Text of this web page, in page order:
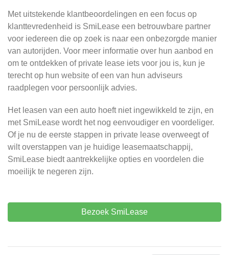
Met uitstekende klantbeoordelingen en een focus op
klanttevredenheid is SmiLease een betrouwbare partner
voor iedereen die op zoek is naar een onbezorgde manier
van autorijden. Voor meer informatie over hun aanbod en
om te ontdekken of private lease iets voor jou is, kun je
terecht op hun website of een van hun adviseurs
raadplegen voor persoonlijk advies.
Het leasen van een auto hoeft niet ingewikkeld te zijn, en
met SmiLease wordt het nog eenvoudiger en voordeliger.
Of je nu de eerste stappen in private lease overweegt of
wilt overstappen van je huidige leasemaatschappij,
SmiLease biedt aantrekkelijke opties en voordelen die
moeilijk te negeren zijn.
Bezoek SmiLease